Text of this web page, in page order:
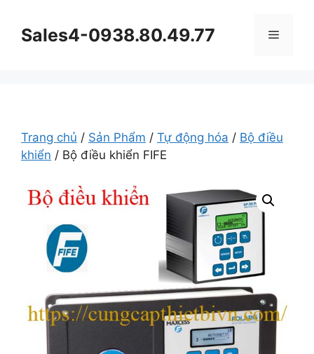
Sales4-0938.80.49.77 Menu
Trang chủ / Sản Phẩm / Tự động hóa / Bộ điều
khiển / Bộ điều khiển FIFE